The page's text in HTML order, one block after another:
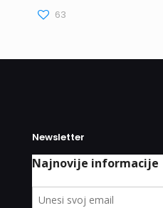
63
Newsletter